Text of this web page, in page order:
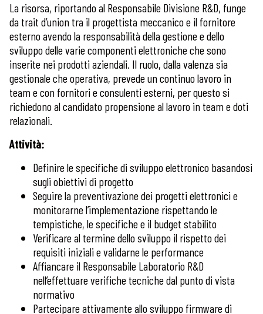
La risorsa, riportando al Responsabile Divisione R&D, funge
da trait d’union tra il progettista meccanico e il fornitore
esterno avendo la responsabilità della gestione e dello
sviluppo delle varie componenti elettroniche che sono
inserite nei prodotti aziendali. Il ruolo, dalla valenza sia
gestionale che operativa, prevede un continuo lavoro in
team e con fornitori e consulenti esterni, per questo si
richiedono al candidato propensione al lavoro in team e doti
relazionali.
Attività:
Definire le specifiche di sviluppo elettronico basandosi
sugli obiettivi di progetto
Seguire la preventivazione dei progetti elettronici e
monitorarne l’implementazione rispettando le
tempistiche, le specifiche e il budget stabilito
Verificare al termine dello sviluppo il rispetto dei
requisiti iniziali e validarne le performance
Affiancare il Responsabile Laboratorio R&D
nell’effettuare verifiche tecniche dal punto di vista
normativo
Partecipare attivamente allo sviluppo firmware di